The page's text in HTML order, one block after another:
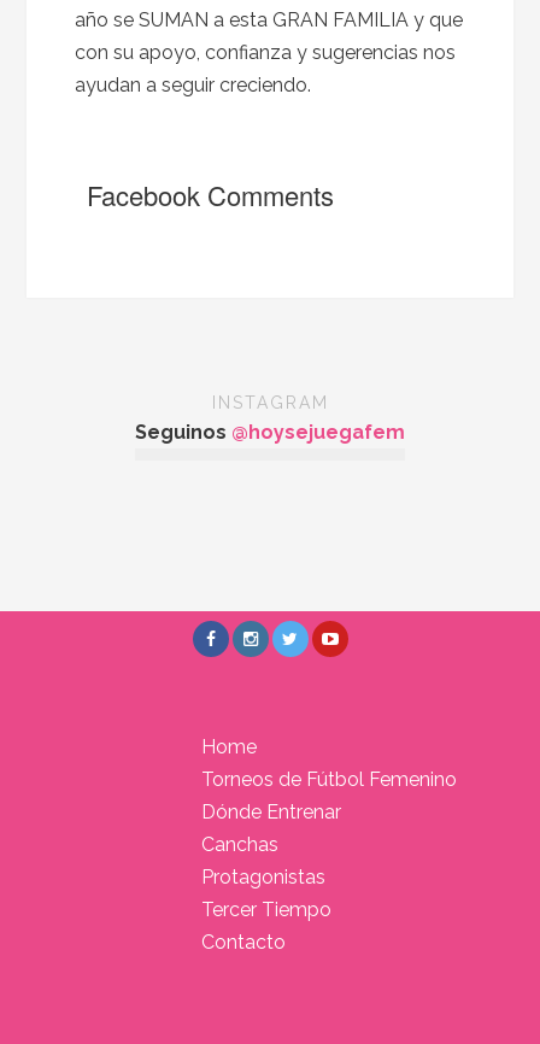
año se SUMAN a esta GRAN FAMILIA y que
con su apoyo, confianza y sugerencias nos
ayudan a seguir creciendo.
Facebook Comments
INSTAGRAM
Seguinos @hoysejuegafem
Home
Torneos de Fútbol Femenino
Dónde Entrenar
Canchas
Protagonistas
Tercer Tiempo
Contacto